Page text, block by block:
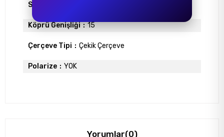
Sap Uzunlugu
Köprü Genişliği 15
Çerçeve Tipi Çekik Çerçeve
Polarize YOK
Yorumlar(0)